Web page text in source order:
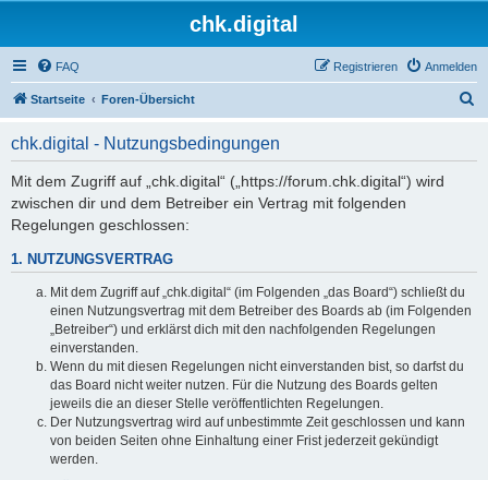
chk.digital
FAQ Anmelden
Registrieren
Startseite Foren-Übersicht
chk.digital - Nutzungsbedingungen
Mit dem Zugriff auf „chk.digital“ („https://forum.chk.digital“) wird
zwischen dir und dem Betreiber ein Vertrag mit folgenden
Regelungen geschlossen:
1. NUTZUNGSVERTRAG
Mit dem Zugriff auf „chk.digital“ (im Folgenden „das Board“) schließt du
einen Nutzungsvertrag mit dem Betreiber des Boards ab (im Folgenden
„Betreiber“) und erklärst dich mit den nachfolgenden Regelungen
einverstanden.
Wenn du mit diesen Regelungen nicht einverstanden bist, so darfst du
das Board nicht weiter nutzen. Für die Nutzung des Boards gelten
jeweils die an dieser Stelle veröffentlichten Regelungen.
Der Nutzungsvertrag wird auf unbestimmte Zeit geschlossen und kann
von beiden Seiten ohne Einhaltung einer Frist jederzeit gekündigt
werden.